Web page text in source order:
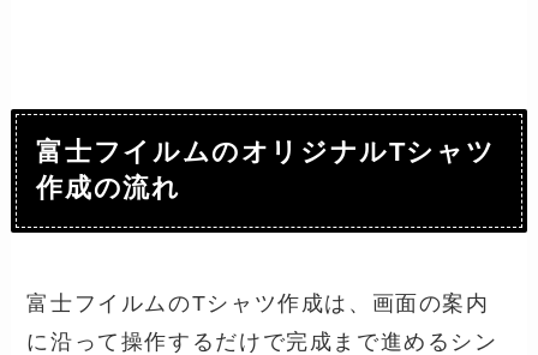
富士フイルムのオリジナルTシャツ
作成の流れ
富士フイルムのTシャツ作成は、画面の案内
に沿って操作するだけで完成まで進めるシン